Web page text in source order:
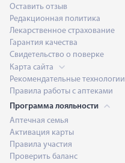
Оставить отзыв
Редакционная политика
Лекарственное страхование
Гарантия качества
Свидетельство о поверке
Карта сайта
Рекомендательные технологии
Правила работы с аптеками
Программа лояльности
Аптечная семья
Активация карты
Правила участия
Проверить баланс